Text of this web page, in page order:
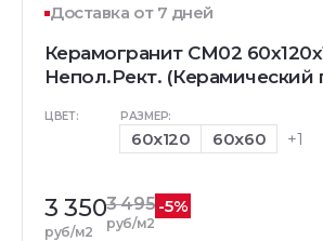
Доставка от 7 дней
Керамогранит CM02
Непол.Рект. (Керамический
ЦВЕТ: РАЗМЕР:
60x120 60x60 +1
3 350
руб/м2
3 495
руб/м2
-5%